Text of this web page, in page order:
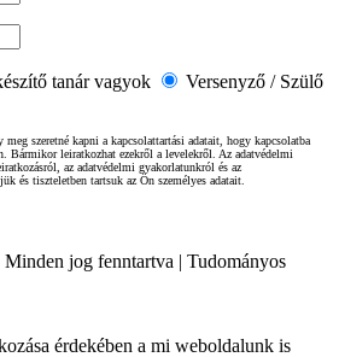
tanár vagyok
Versenyző / Szülő
szeretné kapni a kapcsolattartási adatait, hogy kapcsolatba
Bármikor leiratkozhat ezekről a levelekről. Az adatvédelmi
az adatvédelmi gyakorlatunkról és az
és tiszteletben tartsuk az Ön személyes adatait.
jog fenntartva | Tudományos
érdekében a mi weboldalunk is